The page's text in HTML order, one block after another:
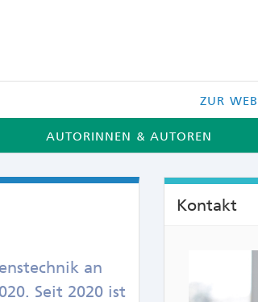
ZUR
AUTORINNEN & AUTOREN
an
Seit 2020 ist
Kontakt